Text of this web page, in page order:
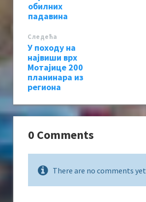
обилних
падавина
Следећa
У походу на
највиши врх
Мотајице 200
планинара из
региона
0 Comments
There are no comments yet